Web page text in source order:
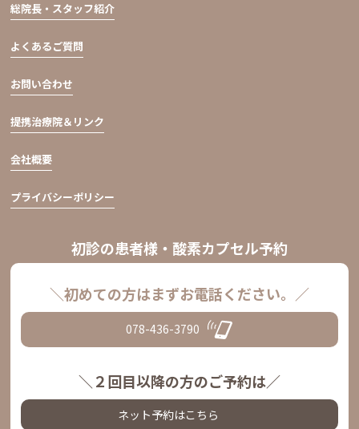
総院長・スタッフ紹介
よくあるご質問
お問い合わせ
提携治療院＆リンク
会社概要
プライバシーポリシー
初診の患者様・酸素カプセル予約
＼初めての方はまずお電話ください。／
078-436-3790
＼２回目以降の方のご予約は／
ネット予約はこちら